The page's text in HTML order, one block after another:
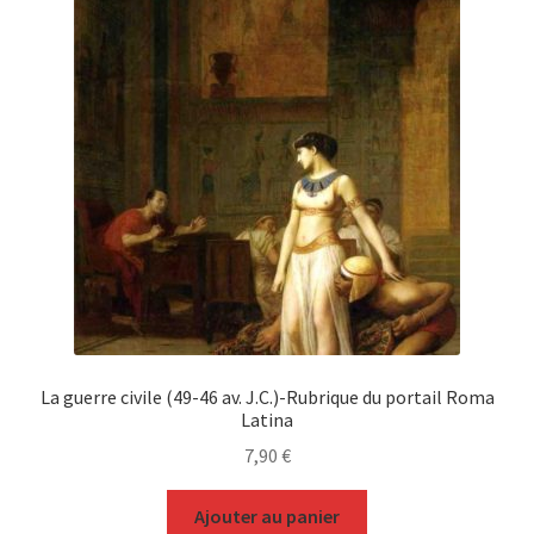
La guerre civile (49-46 av. J.C.)-Rubrique du portail Roma
Latina
7,90 €
Ajouter au panier